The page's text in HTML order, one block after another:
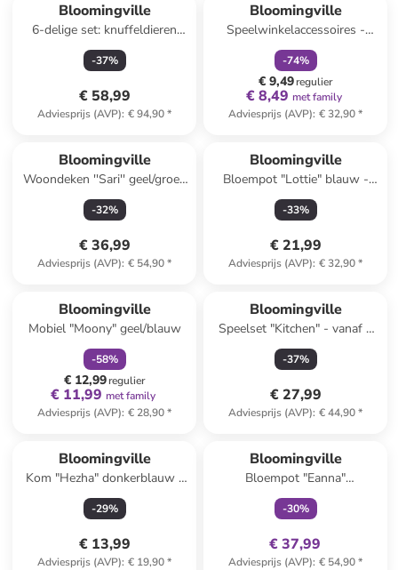
Bloomingville
6-delige set: knuffeldieren
"Animal Friends" - vanaf de
geboorte
-37%
€ 58,99
Adviesprijs (AVP): € 94,90*
Bloomingville
Speelwinkelaccessoires -
vanaf 3 jaar
-74%
€ 9,49regulier
€ 8,49 met family
Adviesprijs (AVP): € 32,90*
Bloomingville
Woondeken ''Sari'' geel/groen
- (L)150 x (B)130 cm
-32%
€ 36,99
Adviesprijs (AVP): € 54,90*
Bloomingville
Bloempot "Lottie" blauw -
(H)16 x Ø 17 cm
-33%
€ 21,99
Adviesprijs (AVP): € 32,90*
Bloomingville
Mobiel "Moony" geel/blauw
-58%
€ 12,99regulier
€ 11,99 met family
Adviesprijs (AVP): € 28,90*
Bloomingville
Speelset "Kitchen" - vanaf 2
jaar
-37%
€ 27,99
Adviesprijs (AVP): € 44,90*
Bloomingville
Kom "Hezha" donkerblauw -
Ø 13 cm
-29%
€ 13,99
Adviesprijs (AVP): € 19,90*
Bloomingville
Bloempot "Eanna"
wit/meerkleurig - (H)14 x Ø
19,5 cm
-30%
€ 37,99
Adviesprijs (AVP): € 54,90*